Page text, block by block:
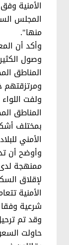
الأمنية
المجلس
منها".
وأكد أن
وصول
المناطق
ولفت
المناطق
بمختلف
الأمني
وأوضح أن
ممنهجة
لإقلاق
الأمنية
شرعية وفقا
وقد تم
حاولت